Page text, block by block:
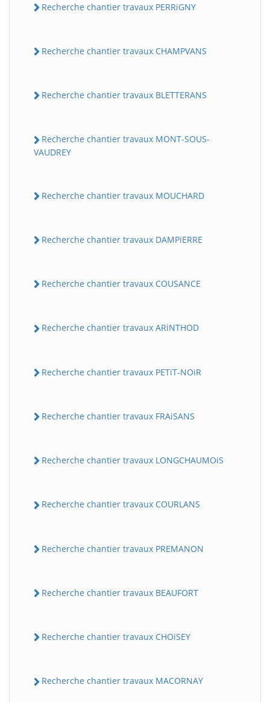
Recherche chantier travaux PERRiGNY
Recherche chantier travaux CHAMPVANS
Recherche chantier travaux BLETTERANS
Recherche chantier travaux MONT-SOUS-
VAUDREY
Recherche chantier travaux MOUCHARD
Recherche chantier travaux DAMPiERRE
Recherche chantier travaux COUSANCE
Recherche chantier travaux ARiNTHOD
Recherche chantier travaux PETiT-NOiR
Recherche chantier travaux FRAiSANS
Recherche chantier travaux LONGCHAUMOiS
Recherche chantier travaux COURLANS
Recherche chantier travaux PREMANON
Recherche chantier travaux BEAUFORT
Recherche chantier travaux CHOiSEY
Recherche chantier travaux MACORNAY